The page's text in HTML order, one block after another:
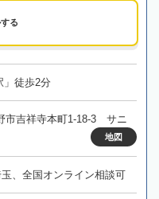
る
」徒歩2分
市吉祥寺本町1-18-3 サニ
地図
、全国オンライン相談可